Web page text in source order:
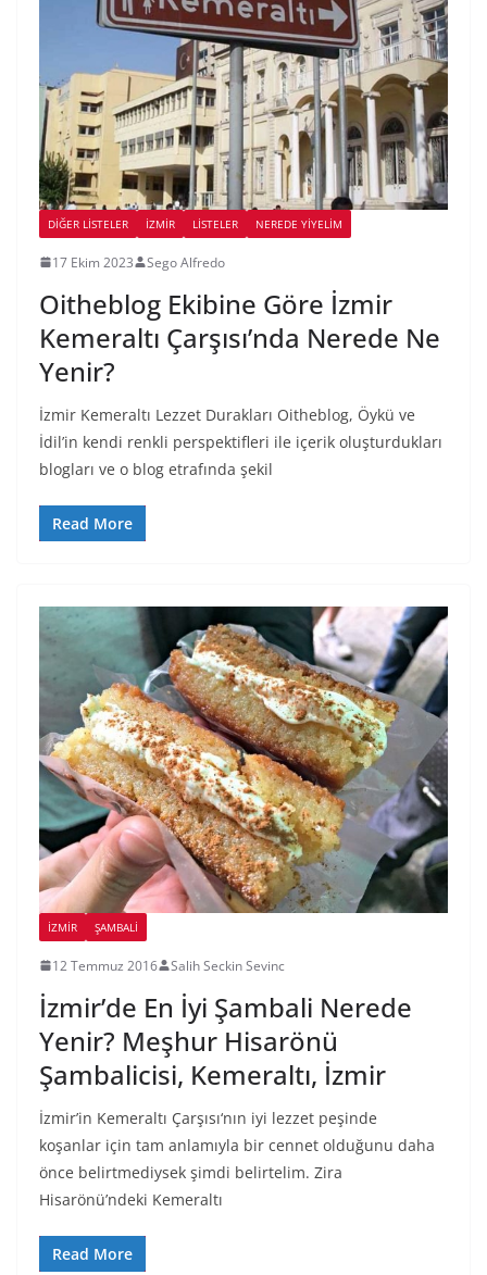
DIĞER LISTELER İZMIR LİSTELER NEREDE YİYELİM
17 Ekim 2023 Sego Alfredo
Oitheblog Ekibine Göre İzmir
Kemeraltı Çarşısı’nda Nerede Ne
Yenir?
İzmir Kemeraltı Lezzet Durakları Oitheblog, Öykü ve
İdil’in kendi renkli perspektifleri ile içerik oluşturdukları
blogları ve o blog etrafında şekil
Read More
İZMIR ŞAMBALI
12 Temmuz 2016 Salih Seckin Sevinc
İzmir’de En İyi Şambali Nerede
Yenir? Meşhur Hisarönü
Şambalicisi, Kemeraltı, İzmir
İzmir’in Kemeraltı Çarşısı‘nın iyi lezzet peşinde
koşanlar için tam anlamıyla bir cennet olduğunu daha
önce belirtmediysek şimdi belirtelim. Zira
Hisarönü’ndeki Kemeraltı
Read More